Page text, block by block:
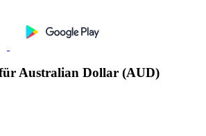
Australian Dollar (AUD)